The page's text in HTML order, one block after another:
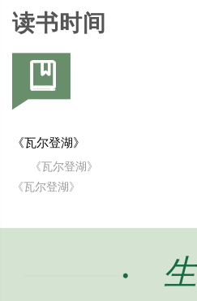
读书时间
《瓦尔登湖》
《瓦尔登湖》
《瓦尔登湖》